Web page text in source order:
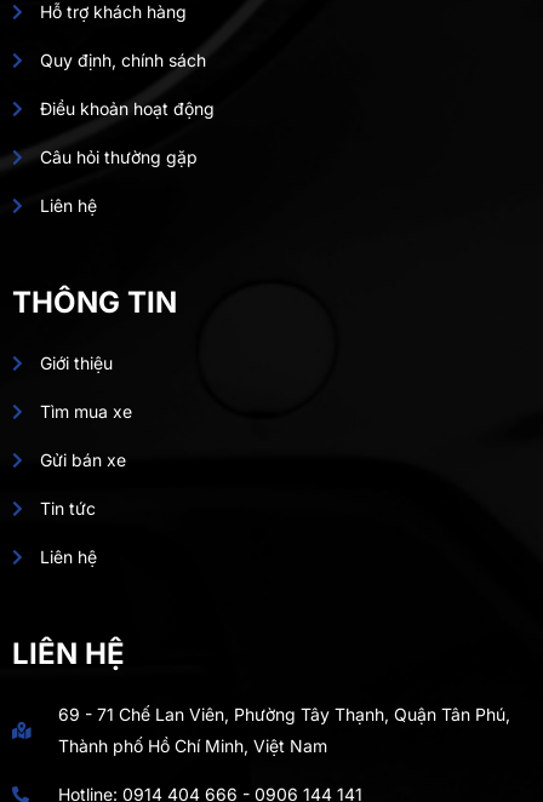
Hỗ trợ khách hàng
Quy định, chính sách
Điều khoản hoạt động
Câu hỏi thường gặp
Liên hệ
THÔNG TIN
Giới thiệu
Tìm mua xe
Gửi bán xe
Tin tức
Liên hệ
LIÊN HỆ
69 - 71 Chế Lan Viên, Phường Tây Thạnh, Quận Tân Phú,
Thành phố Hồ Chí Minh, Việt Nam
Hotline: 0914 404 666 - 0906 144 141